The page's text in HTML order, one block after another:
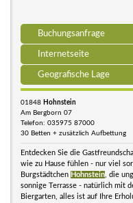
Buchungsanfrage
Internetseite
Geografische Lage
01848 Hohnstein
Am Bergborn 07
Telefon: 035975 87000
30 Betten + zusätzlich Aufbettung
Entdecken Sie die
wie zu Hause fühlen - nur viel
Burgstädtchen Hohnstein , die
sonnige Terrasse - natürlich mit
Biergarten, alles ist auf Ihre